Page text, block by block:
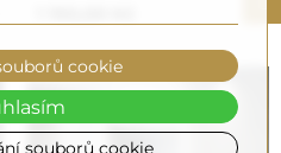
souborů cookie
cookie